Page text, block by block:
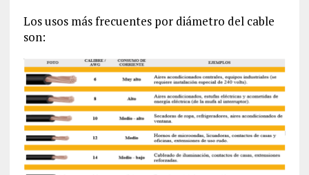
Los usos más frecuentes por diámetro del cable
son: